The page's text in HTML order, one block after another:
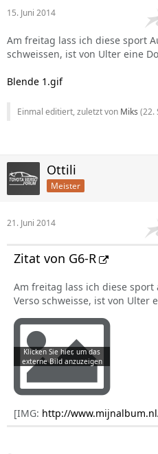
15. Juni 2014
Am freitag lass ich diese sport
schweissen, ist von Ulter eine
Blende 1.gif
Einmal editiert, zuletzt von Miks (22.
Ottili
Meister
21. Juni 2014
Zitat von G6-R
Am freitag lass ich diese
Verso schweisse, ist von Ulter
[IMG: http://